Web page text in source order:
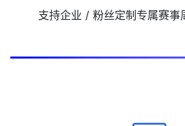
支持企业 / 粉丝定制专属赛事